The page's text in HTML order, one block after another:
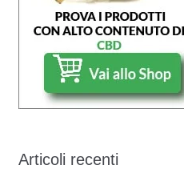
Articoli recenti